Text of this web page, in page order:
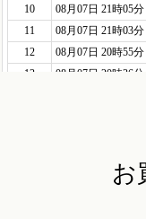
お